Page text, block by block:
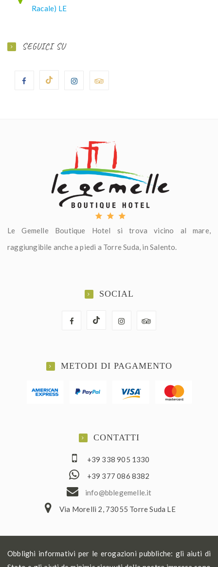
Racale) LE
SEGUICI SU
Le Gemelle Boutique Hotel si trova vicino al mare,
raggiungibile anche a piedi a Torre Suda, in Salento.
SOCIAL
METODI DI PAGAMENTO
CONTATTI
+39 338 905 1330
+39 377 086 8382
ti.el
lemeg
elbb@
ofni
Via Morelli 2, 73055 Torre Suda LE
Obblighi informativi per le erogazioni pubbliche: gli aiuti di